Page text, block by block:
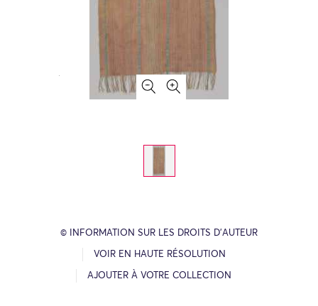
© INFORMATION SUR LES DROITS D’AUTEUR
VOIR EN HAUTE RÉSOLUTION
AJOUTER À VOTRE COLLECTION